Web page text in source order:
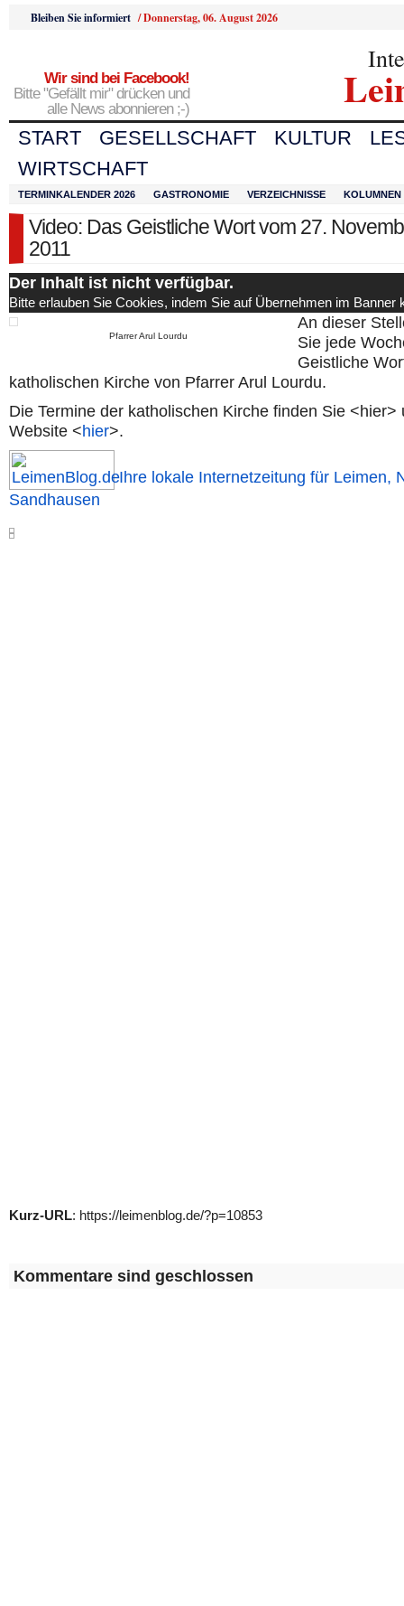
Bleiben Sie informiert /Donnerstag, 06. August 2026
Wir sind bei Facebook!
Bitte "Gefällt mir" drücken und
alle News abonnieren ;-)
START GESELLSCHAFT KULTUR
WIRTSCHAFT
TERMINKALENDER 2026 GASTRONOMIE VERZEICHNISSE KOLUMNEN
Video: Das Geistliche Wort vom 27.
2011
Der Inhalt ist nicht verfügbar.
Bitte erlauben Sie Cookies, indem Sie auf Übernehmen im Banner
Pfarrer Arul Lourdu
An dieser
Sie jede
Geistliche
katholischen Kirche von Pfarrer Arul Lourdu.
Die Termine der katholischen Kirche finden Sie <hier>
Website <hier>.
Ihre lokale Internetzeitung für Leimen,
Sandhausen
Kurz-URL: https://leimenblog.de/?p=10853
Kommentare sind geschlossen